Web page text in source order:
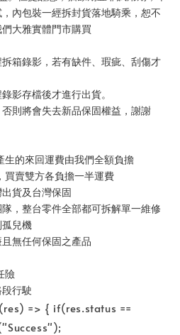
內包裝一經拆封貨落地騎乘，恕不
大雅實體門市購買
箱錄影，若有缺件、瑕疵、刮傷才
影存檔後才進行出貨。
否則將會失去新品保固權益，謝謝
的來回運費由我們全額負擔
買賣雙方各負擔一半運費
貨及台灣保固
，整台零件全部都可拆解單一維修
兒機
無任何保固之產品
險
行駛
=> { if(res.status ==